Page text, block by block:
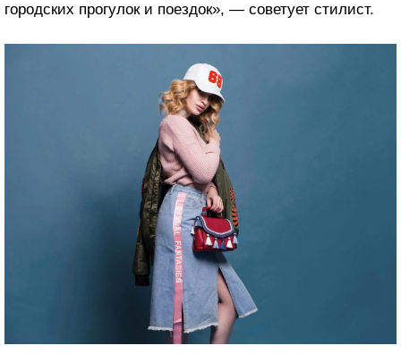
городских прогулок и поездок», — советует стилист.